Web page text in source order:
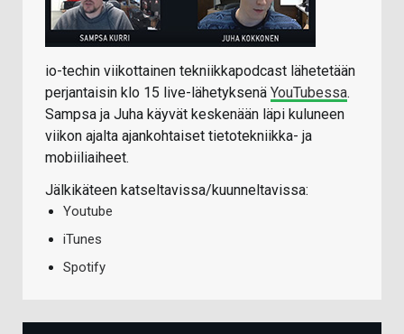
io-techin viikottainen tekniikkapodcast lähetetään
perjantaisin klo 15 live-lähetyksenä YouTubessa.
Sampsa ja Juha käyvät keskenään läpi kuluneen
viikon ajalta ajankohtaiset tietotekniikka- ja
mobiiliaiheet.
Jälkikäteen katseltavissa/kuunneltavissa:
Youtube
iTunes
Spotify